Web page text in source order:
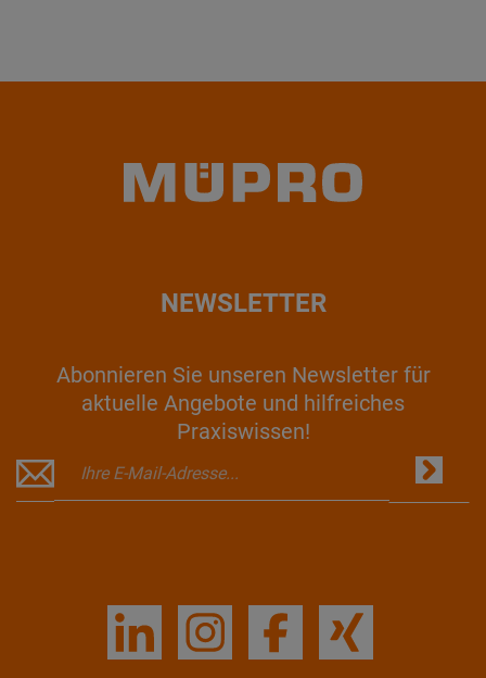
NEWSLETTER
Abonnieren Sie unseren Newsletter für
aktuelle Angebote und hilfreiches
Praxiswissen!